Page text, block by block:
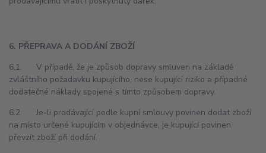
6. PŘEPRAVA A DODÁNÍ ZBOŽÍ
6.1. V případě, že je způsob dopravy smluven na základě
zvláštního požadavku kupujícího, nese kupující riziko a případné
dodatečné náklady spojené s tímto způsobem dopravy.
6.2. Je-li prodávající podle kupní smlouvy povinen dodat zboží
na místo určené kupujícím v objednávce, je kupující povinen
převzít zboží při dodání.